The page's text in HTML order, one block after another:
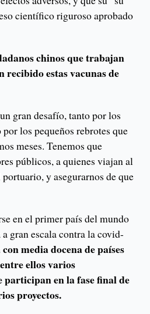
científico riguroso aprobado
chinos que trabajan
recibido estas vacunas de
gran desafío, tanto por los
los pequeños rebrotes que
meses. Tenemos que
públicos, a quienes viajan al
y asegurarnos de que
en el primer país del mundo
gran escala contra la covid-
media docena de países
ellos varios
en la fase final de
proyectos.